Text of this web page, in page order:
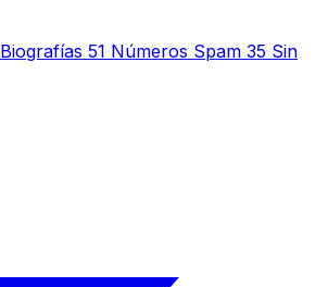
Biografías 51 Números Spam 35 Sin